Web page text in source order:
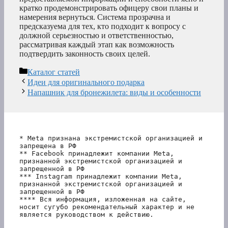
кратко продемонстрировать офицеру свои планы и
намерения вернуться. Система прозрачна и
предсказуема для тех, кто подходит к вопросу с
должной серьезностью и ответственностью,
рассматривая каждый этап как возможность
подтвердить законность своих целей.
Рубрики
Каталог статей
Идеи для оригинального подарка
Напашник для бронежилета: виды и особенности
* Meta признана экстремистской организацией и
запрещена в РФ
** Facebook принадлежит компании Meta,
признанной экстремистской организацией и
запрещенной в РФ
*** Instagram принадлежит компании Meta,
признанной экстремистской организацией и
запрещенной в РФ
**** Вся информация, изложенная на сайте,
носит сугубо рекомендательный характер и не
является руководством к действию.